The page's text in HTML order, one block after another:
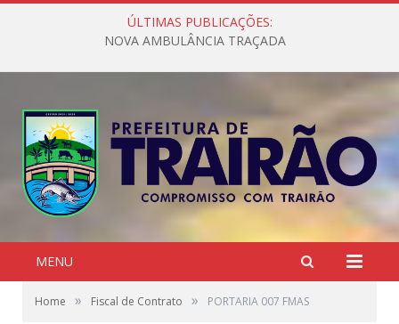
ÚLTIMAS PUBLICAÇÕES:
NOVA AMBULÂNCIA TRAÇADA
MENU
Home » Fiscal de Contrato » PORTARIA 007 FMAS